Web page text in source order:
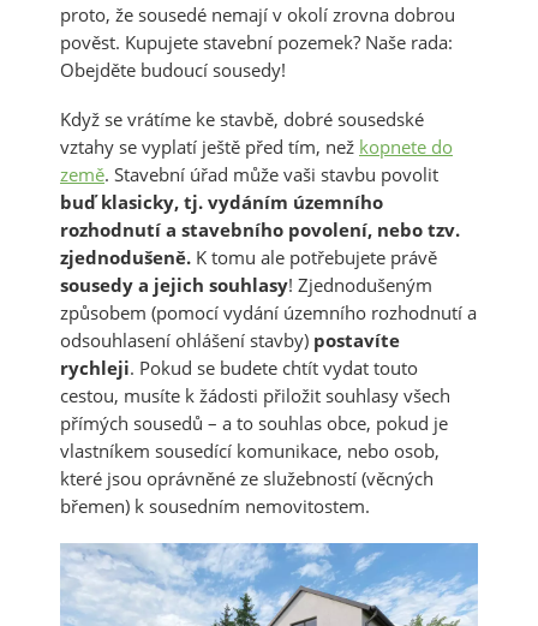
proto, že sousedé nemají v okolí zrovna dobrou
pověst. Kupujete stavební pozemek? Naše rada:
Obejděte budoucí sousedy!
Když se vrátíme ke stavbě, dobré sousedské
vztahy se vyplatí ještě před tím, než kopnete do
země. Stavební úřad může vaši stavbu povolit
buď klasicky, tj. vydáním územního
rozhodnutí a stavebního povolení, nebo tzv.
zjednodušeně. K tomu ale potřebujete právě
sousedy a jejich souhlasy! Zjednodušeným
způsobem (pomocí vydání územního rozhodnutí a
odsouhlasení ohlášení stavby) postavíte
rychleji. Pokud se budete chtít vydat touto
cestou, musíte k žádosti přiložit souhlasy všech
přímých sousedů – a to souhlas obce, pokud je
vlastníkem sousedící komunikace, nebo osob,
které jsou oprávněné ze služebností (věcných
břemen) k sousedním nemovitostem.